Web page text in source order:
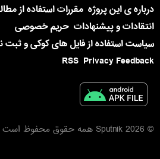
درباره ی این پروژه مقررات استفاده از
انتقادات و پیشنهادات حریم خصوصی
سیاست استفاده از فایل های کوکی و ثبت
Privacy Feedback
RSS
© 2026 Sputnik همه حقوق محفوظ است 18+